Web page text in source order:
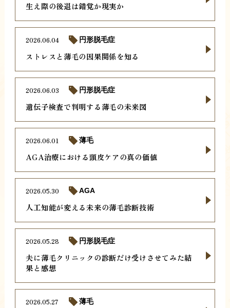
生え際の後退は錯覚か現実か
ストレスと薄毛の因果関係を知る
2026.06.04 円形脱毛症
遺伝子検査で判明する薄毛の未来図
2026.06.03 円形脱毛症
AGA治療における頭皮ケアの真の価値
2026.06.01 薄毛
人工知能が変える未来の薄毛診断技術
2026.05.30 AGA
夫に薄毛クリニックの診断だけ受けさせてみた結
果と感想
2026.05.28 円形脱毛症
2026.05.27 薄毛